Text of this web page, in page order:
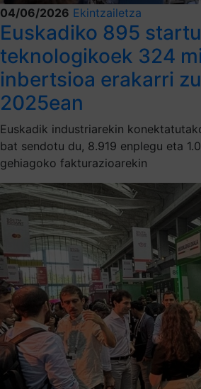
04/06/2026 Ekintzailetza
Euskadiko 895
teknologikoek 324
inbertsioa erakarri
2025ean
Euskadik industriarekin
bat sendotu du, 8.919 enplegu eta
gehiagoko fakturazioarekin